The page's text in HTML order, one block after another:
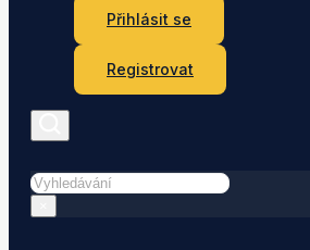
Přihlásit se
Registrovat
Hledat